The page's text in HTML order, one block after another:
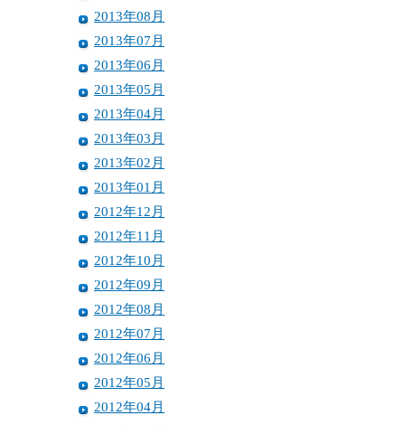
2013年08月
2013年07月
2013年06月
2013年05月
2013年04月
2013年03月
2013年02月
2013年01月
2012年12月
2012年11月
2012年10月
2012年09月
2012年08月
2012年07月
2012年06月
2012年05月
2012年04月